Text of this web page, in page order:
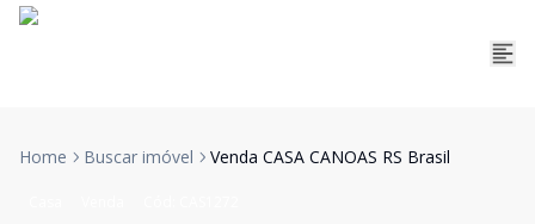
Home Buscar imóvel Venda CASA CANOAS RS Brasil